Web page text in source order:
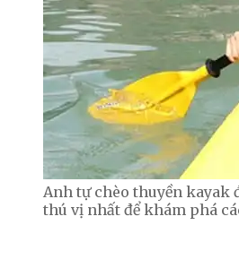
Anh tự chèo thuyền kayak
thú vị nhất để khám phá